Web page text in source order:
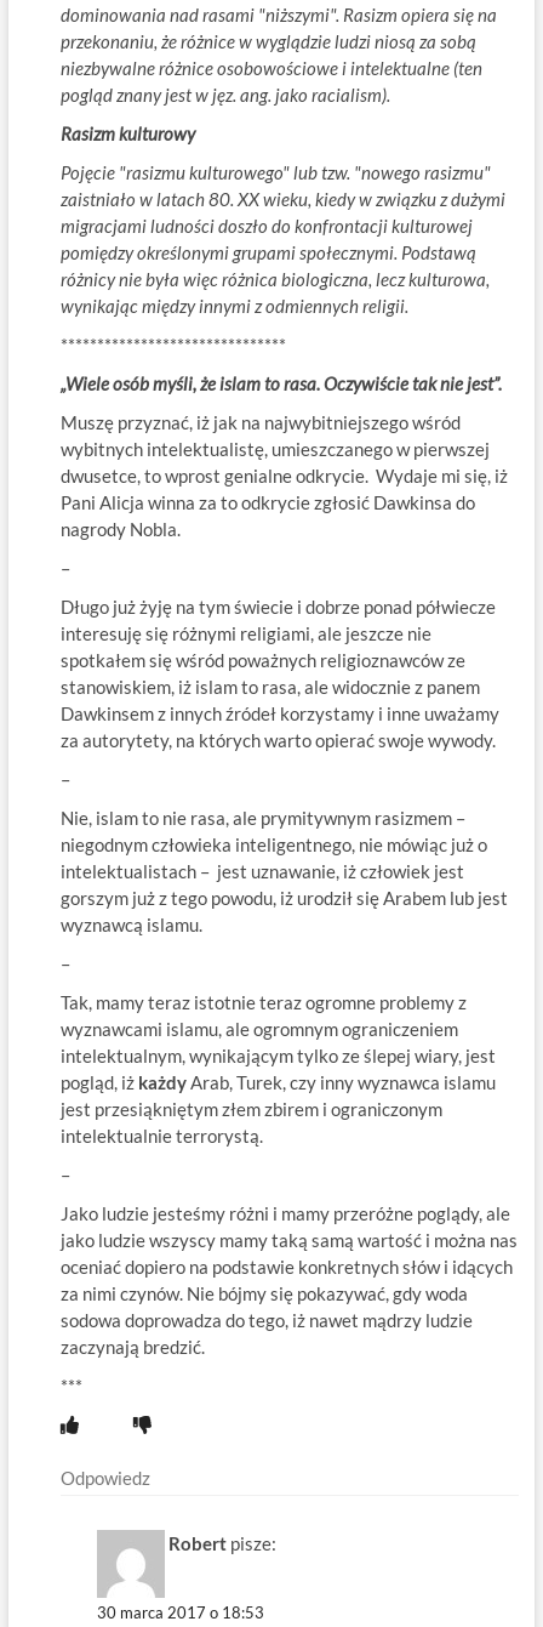
dominowania nad rasami "niższymi". Rasizm opiera się na
przekonaniu, że różnice w wyglądzie ludzi niosą za sobą
niezbywalne różnice osobowościowe i intelektualne (ten
pogląd znany jest w jęz. ang. jako racialism).
Rasizm kulturowy
Pojęcie "rasizmu kulturowego" lub tzw. "nowego rasizmu"
zaistniało w latach 80. XX wieku, kiedy w związku z dużymi
migracjami ludności doszło do konfrontacji kulturowej
pomiędzy określonymi grupami społecznymi. Podstawą
różnicy nie była więc różnica biologiczna, lecz kulturowa,
wynikając między innymi z odmiennych religii.
*******************************
„Wiele osób myśli, że islam to rasa. Oczywiście tak nie jest”.
Muszę przyznać, iż jak na najwybitniejszego wśród
wybitnych intelektualistę, umieszczanego w pierwszej
dwusetce, to wprost genialne odkrycie. Wydaje mi się, iż
Pani Alicja winna za to odkrycie zgłosić Dawkinsa do
nagrody Nobla.
–
Długo już żyję na tym świecie i dobrze ponad półwiecze
interesuję się różnymi religiami, ale jeszcze nie
spotkałem się wśród poważnych religioznawców ze
stanowiskiem, iż islam to rasa, ale widocznie z panem
Dawkinsem z innych źródeł korzystamy i inne uważamy
za autorytety, na których warto opierać swoje wywody.
–
Nie, islam to nie rasa, ale prymitywnym rasizmem –
niegodnym człowieka inteligentnego, nie mówiąc już o
intelektualistach – jest uznawanie, iż człowiek jest
gorszym już z tego powodu, iż urodził się Arabem lub jest
wyznawcą islamu.
–
Tak, mamy teraz istotnie teraz ogromne problemy z
wyznawcami islamu, ale ogromnym ograniczeniem
intelektualnym, wynikającym tylko ze ślepej wiary, jest
pogląd, iż każdyArab, Turek, czy inny wyznawca islamu
jest przesiąkniętym złem zbirem i ograniczonym
intelektualnie terrorystą.
–
Jako ludzie jesteśmy różni i mamy przeróżne poglądy, ale
jako ludzie wszyscy mamy taką samą wartość i można nas
oceniać dopiero na podstawie konkretnych słów i idących
za nimi czynów. Nie bójmy się pokazywać, gdy woda
sodowa doprowadza do tego, iż nawet mądrzy ludzie
zaczynają bredzić.
***
Odpowiedz
Robert pisze:
30 marca 2017 o 18:53